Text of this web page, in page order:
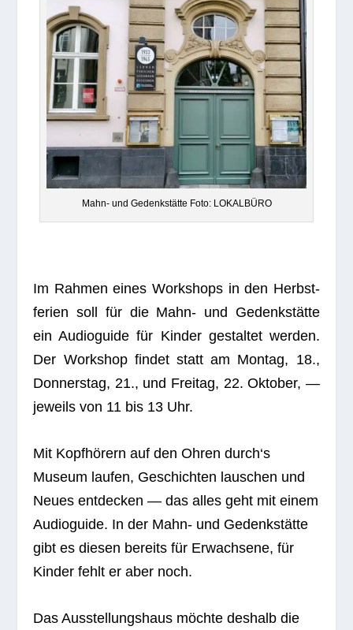
Mahn- und Gedenk­stätte Foto: LOKALBÜRO
Im Rah­men eines Work­shops in den Herbst­
fe­rien soll für die Mahn- und Gedenk­stätte
ein Audio­guide für Kin­der gestal­tet wer­den.
Der Work­shop fin­det statt am Mon­tag, 18.,
Don­ners­tag, 21., und Frei­tag, 22. Okto­ber, —
jeweils von 11 bis 13 Uhr.
Mit Kopf­hö­rern auf den Ohren durch‘s
Museum lau­fen, Geschich­ten lau­schen und
Neues ent­de­cken — das alles geht mit einem
Audio­guide. In der Mahn- und Gedenk­stätte
gibt es die­sen bereits für Erwach­sene, für
Kin­der fehlt er aber noch.
Das Aus­stel­lungs­haus möchte des­halb die